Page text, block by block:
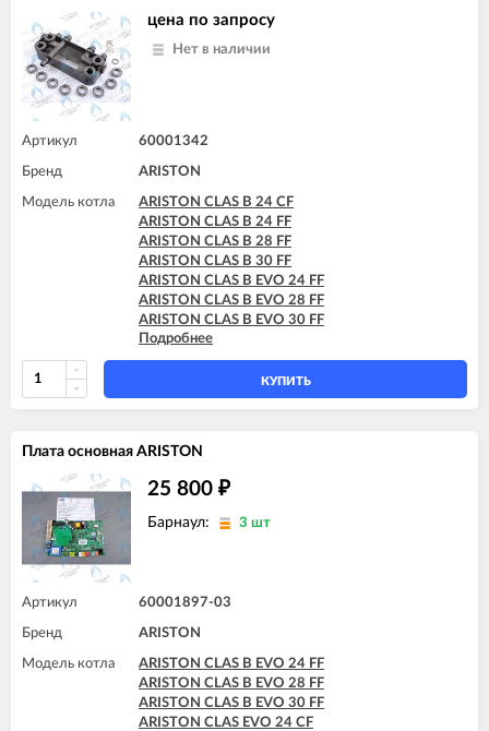
ARISTON TX 27 MFFI
ARISTON UNO 24 MI
цена по запросу
Нет в наличии
Артикул 60001342
Бренд ARISTON
Модель котла
ARISTON CLAS B 24 CF
ARISTON CLAS B 24 FF
ARISTON CLAS B 28 FF
ARISTON CLAS B 30 FF
ARISTON CLAS B EVO 24 FF
ARISTON CLAS B EVO 28 FF
ARISTON CLAS B EVO 30 FF
ARISTON CLAS B X 24 FF
ARISTON CLAS B X 28 FF
Подробнее
КУПИТЬ
Плата основная ARISTON
25 800 ₽
Барнаул: 3 шт
Артикул 60001897-03
Бренд ARISTON
Модель котла
ARISTON CLAS B EVO 24 FF
ARISTON CLAS B EVO 28 FF
ARISTON CLAS B EVO 30 FF
ARISTON CLAS EVO 24 CF